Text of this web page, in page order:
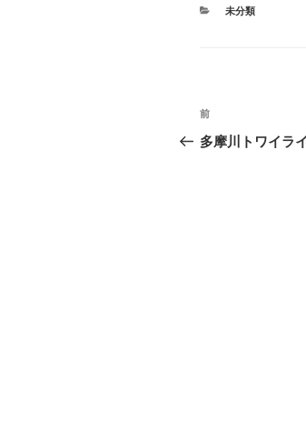
カ
未分類
投
稿
過
去
前
多摩川トワイラ